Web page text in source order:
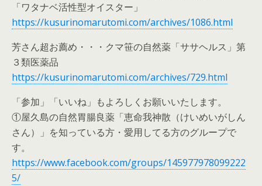
「ワタナベ活性型オイスター」
https://kusurinomarutomi.com/archives/1086.html
芳さん超お薦め・・・クマ笹の自然薬「ササヘルス」第
３類医薬品
https://kusurinomarutomi.com/archives/729.html
「参加」「いいね」もよろしくお願いいたします。
①屋久島の自然胃腸良薬「恵命我神散（けいめいがしん
さん）」を知っている方・愛用してる方のグループで
す。
https://www.facebook.com/groups/145977978099222
5/